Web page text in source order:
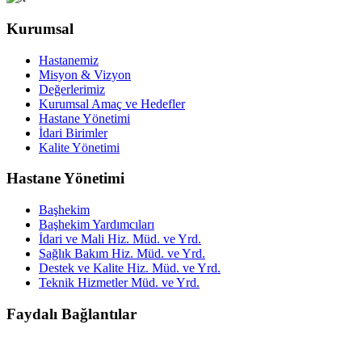
Kurumsal
Hastanemiz
Misyon & Vizyon
Değerlerimiz
Kurumsal Amaç ve Hedefler
Hastane Yönetimi
İdari Birimler
Kalite Yönetimi
Hastane Yönetimi
Başhekim
Başhekim Yardımcıları
İdari ve Mali Hiz. Müd. ve Yrd.
Sağlık Bakım Hiz. Müd. ve Yrd.
Destek ve Kalite Hiz. Müd. ve Yrd.
Teknik Hizmetler Müd. ve Yrd.
Faydalı Bağlantılar